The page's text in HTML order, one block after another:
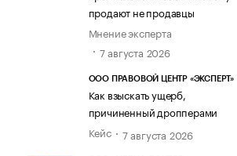
продают не продавцы
Мнение эксперта
7 августа 2026
ООО ПРАВОВОЙ ЦЕНТР «ЭКСПЕРТ»
Как взыскать ущерб,
причиненный дропперами
Кейс
7 августа 2026